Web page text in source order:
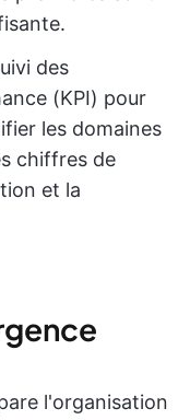
des
(KPI) pour
les domaines
chiffres de
et la
l'organisation